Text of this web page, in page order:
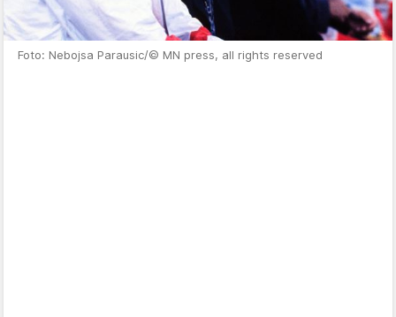
Foto: Nebojsa Parausic/© MN press, all rights reserved